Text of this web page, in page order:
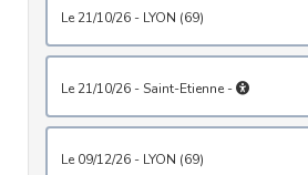
le 21/10/26 - LYON (69)
le 21/10/26 - Saint-Etienne -
le 09/12/26 - LYON (69)